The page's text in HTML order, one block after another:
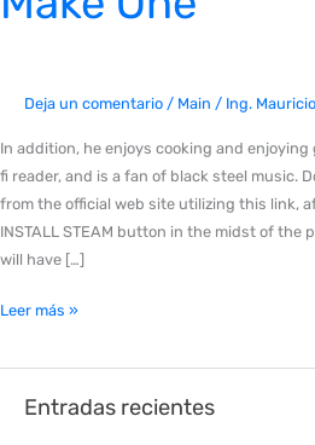
Deja un comentario / Main / Ing.
In addition, he enjoys cooking and
fi reader, and is a fan of black steel music.
from the official web site utilizing this link,
INSTALL STEAM button in the midst of the
will have […]
Server
To
Make
One
Leer más »
Entradas recientes